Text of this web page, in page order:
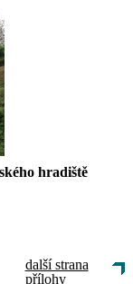
hradiště
další strana
přílohy